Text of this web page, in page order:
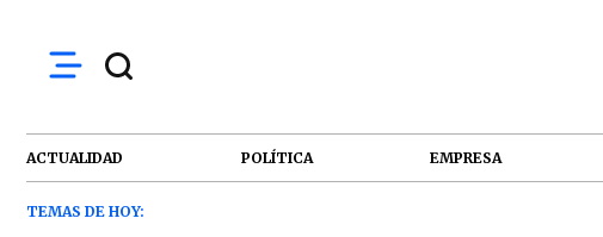
ACTUALIDAD POLÍTICA EMPRESA
TEMAS DE HOY: